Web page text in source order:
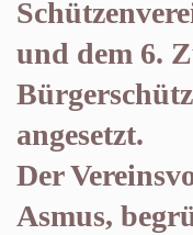
und dem 6.
angesetzt.
Der
Asmus,